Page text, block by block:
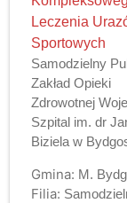
Leczenia
Sportowych
Samodzielny
Zakład Opieki
Zdrowotnej
Szpital im. dr
Biziela w
Gmina: M.
Filia: